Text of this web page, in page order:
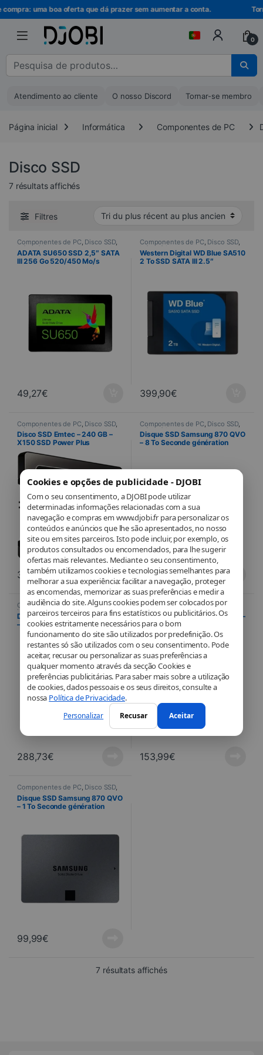
Cookies e opções de publicidade - DJOBI
Com o seu consentimento, a DJOBI pode utilizar
determinadas informações relacionadas com a sua
navegação e compras em www.djobi.fr para personalizar os
conteúdos e anúncios que lhe são apresentados, no nosso
site ou em sites parceiros. Isto pode incluir, por exemplo, os
produtos consultados ou encomendados, para lhe sugerir
ofertas mais relevantes. Mediante o seu consentimento,
também utilizamos cookies e tecnologias semelhantes para
melhorar a sua experiência: facilitar a navegação, proteger
as encomendas, memorizar as suas preferências e medir a
audiência do site. Alguns cookies podem ser colocados por
parceiros terceiros para fins estatísticos ou publicitários. Os
cookies estritamente necessários para o bom
funcionamento do site são utilizados por predefinição. Os
restantes só são utilizados com o seu consentimento. Pode
aceitar, recusar ou personalizar as suas preferências a
qualquer momento através da secção Cookies e
preferências publicitárias. Para saber mais sobre a utilização
de cookies, dados pessoais e os seus direitos, consulte a
nossa Política de Privacidade.
Personalizar Recusar Aceitar
Ir para a navegação
Ir para o conteúdo
uma boa oferta que dá prazer sem aumentar a conta.
0
Pesquisar por :
Atendimento ao cliente O nosso Discord Tornar-se membro
Página inicial Informática Componentes de PC
Disco SSD
7 résultats affichésTrié du plus récent au plus ancien
Filtres
Componentes de PC, Disco SSD,
Informática
ADATA SU650 SSD 2,5″ SATA
III 256 Go 520/450 Mo/s
49,27€
Componentes de PC, Disco SSD,
Informática
Western Digital WD Blue SA510
2 To SSD SATA III 2.5″
399,90€
Componentes de PC Disco SSD
Informática
Disco SSD Emtec – 240 GB –
X150 SSD Power Plus
39,90€
Componentes de PC Disco SSD
Informática
Disque SSD Samsung 870 QVO
– 8 To Seconde génération
499,99€
Componentes de PC,Disco SSD,
Informática
Disque SSD Samsung 870 QVO
– 4 To Seconde génération
288,73€
Componentes de PC,Disco SSD
Informática
Disco SSD Samsung 870 QVO –
2 TB, segunda geração
153,99€
Componentes de PC, Disco SSD,
Informática
Disque SSD Samsung 870 QVO
– 1 To Seconde génération
99,99€
7 résultats affichésTrié du plus récent au